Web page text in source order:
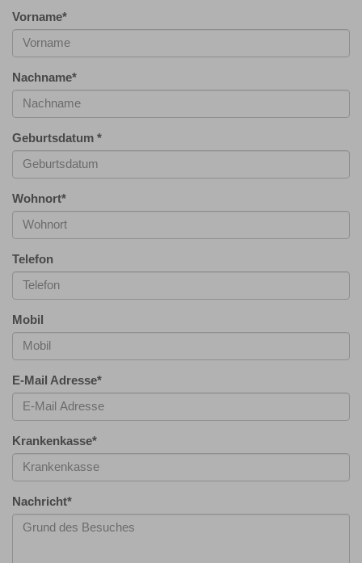
Vorname*
Nachname*
Geburtsdatum *
Wohnort*
Telefon
Mobil
E-Mail Adresse*
Krankenkasse*
Nachricht*